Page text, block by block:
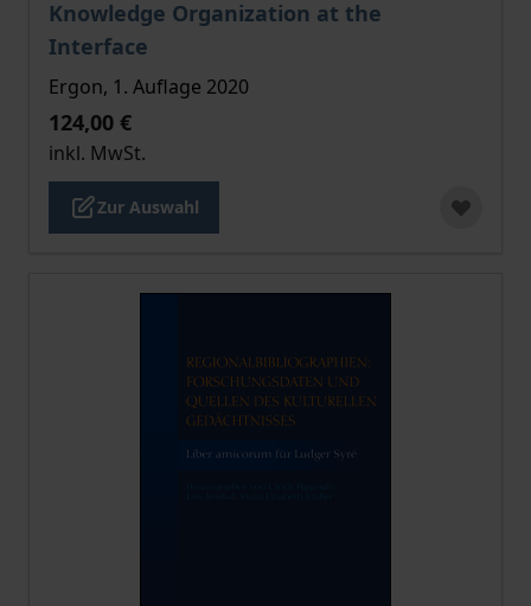
Knowledge Organization at the
Interface
Ergon, 1. Auflage 2020
124,00 €
inkl. MwSt.
Zur Auswahl